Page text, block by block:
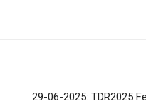
29-06-2025: TDR2025